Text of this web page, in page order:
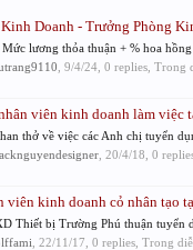
Doanh - Trưởng Phòng
lương thỏa thuận + % hoa
9/4/24, 0 replies, Trong
viên kinh doanh làm việc
thở về việc các Anh chị tuyển
, 20/4/18 , 0
viên kinh doanh cỏ nhân tạo
Thiết bị Trường Phú thuận tuyển
22/11/17 , 0 replies, Trong